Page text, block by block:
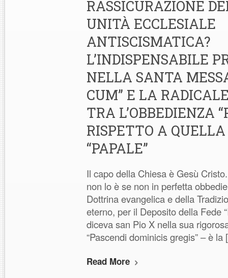
RASSICURAZIONE
UNITÀ ECCLESIALE
ANTISCISMATICA?
L’INDISPENSABILE
NELLA SANTA
CUM” E LA
TRA L’OBBEDIENZA
RISPETTO A QUELLA
“PAPALE”
Il capo della Chiesa è Gesù
non lo è se non in perfetta
Dottrina evangelica e della
eterno, per il Deposito della Fede
diceva san Pio X nella sua
“Pascendi dominicis gregis” – è
Read More